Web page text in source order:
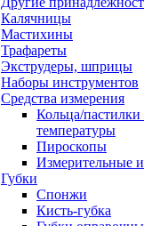
Калячницы
Мастихины
Трафареты
Экструдеры, шприцы
Наборы инструментов
Средства измерения
Кольца/пастилки
температуры
Пироскопы
Измерительные
Губки
Спонжи
Кисть-губка